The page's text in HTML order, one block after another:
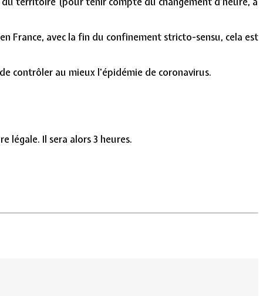
France, avec la fin du confinement stricto-sensu, cela est
contrôler au mieux l'épidémie de coronavirus.
légale. Il sera alors 3 heures.